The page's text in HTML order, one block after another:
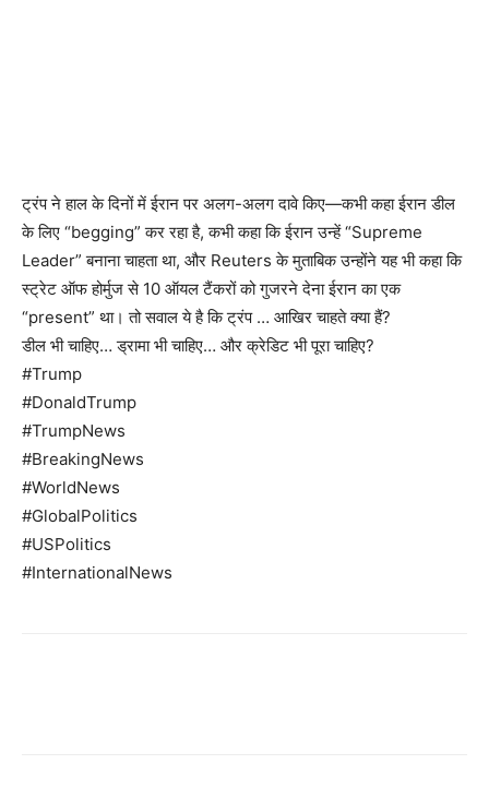
ट्रंप ने हाल के दिनों में ईरान पर अलग-अलग दावे किए—कभी कहा ईरान डील
के लिए “begging” कर रहा है, कभी कहा कि ईरान उन्हें “Supreme
Leader” बनाना चाहता था, और Reuters के मुताबिक उन्होंने यह भी कहा कि
स्ट्रेट ऑफ होर्मुज से 10 ऑयल टैंकरों को गुजरने देना ईरान का एक
“present” था। तो सवाल ये है कि ट्रंप … आखिर चाहते क्या हैं?
डील भी चाहिए… ड्रामा भी चाहिए… और क्रेडिट भी पूरा चाहिए?
#Trump
#DonaldTrump
#TrumpNews
#BreakingNews
#WorldNews
#GlobalPolitics
#USPolitics
#InternationalNews